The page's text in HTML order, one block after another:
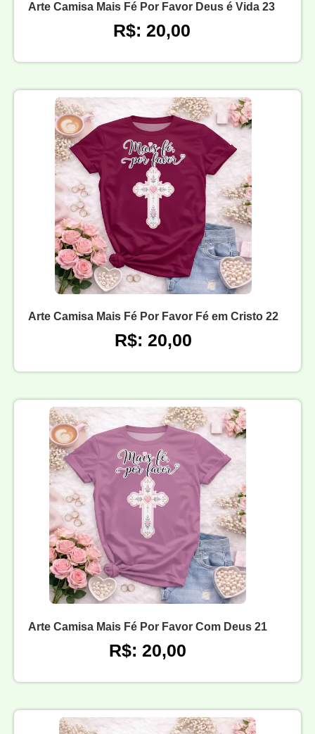
Arte Camisa Mais Fé Por Favor Deus é Vida 23
R$: 20,00
Arte Camisa Mais Fé Por Favor Fé em Cristo 22
R$: 20,00
Arte Camisa Mais Fé Por Favor Com Deus 21
R$: 20,00